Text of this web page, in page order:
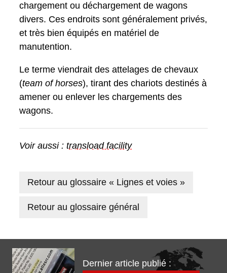
chargement ou déchargement de wagons
divers. Ces endroits sont généralement privés,
et très bien équipés en matériel de
manutention.
Le terme viendrait des attelages de chevaux
(team of horses), tirant des chariots destinés à
amener ou enlever les chargements des
wagons.
Voir aussi : transload facility
Retour au glossaire « Lignes et voies »
Retour au glossaire général
Dernier article publié :